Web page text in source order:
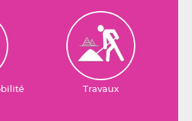
Travaux